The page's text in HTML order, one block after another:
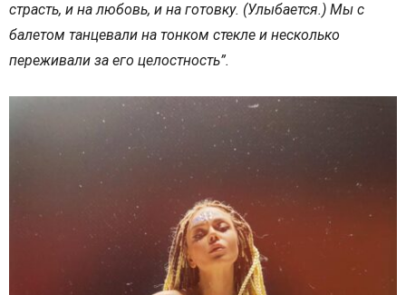
страсть, и на любовь, и на готовку. (Улыбается.) Мы с
балетом танцевали на тонком стекле и несколько
переживали за его целостность”.